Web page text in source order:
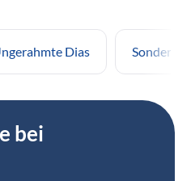
Dias
bei